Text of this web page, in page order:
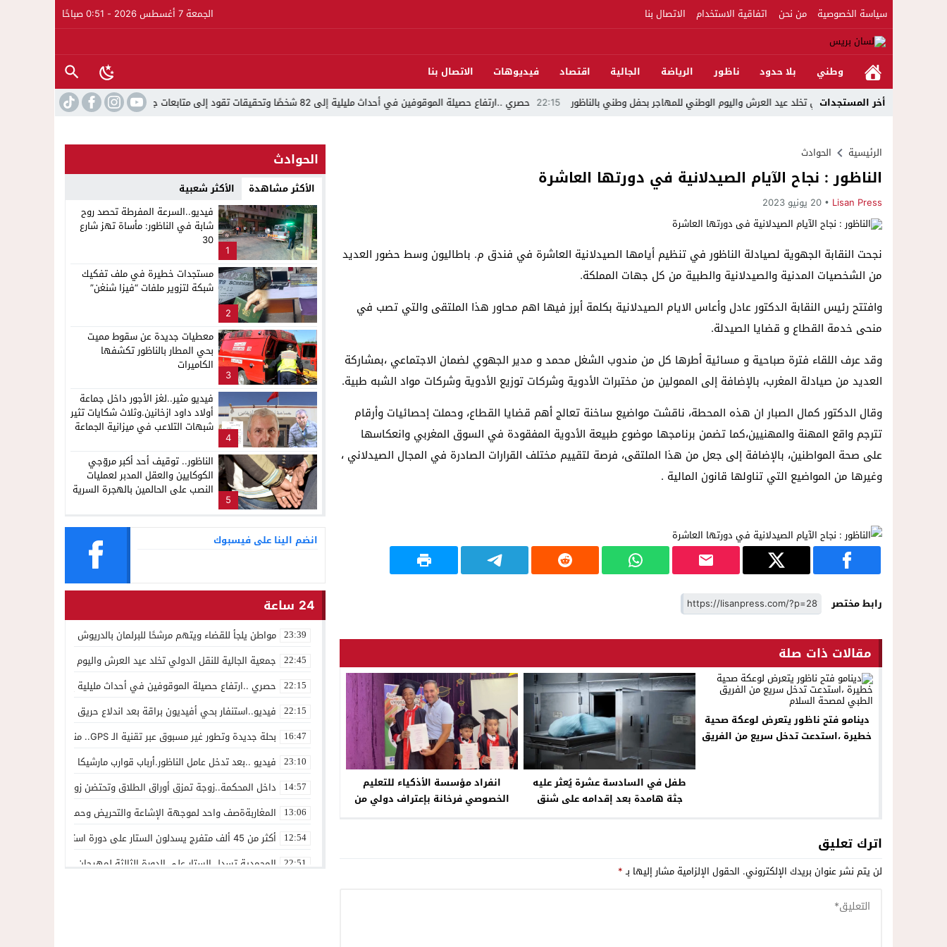
سياسة الخصوصية من نحن اتفاقية الاستخدام الاتصال بنا الجمعة 7 أغسطس 2026 - 0:51 صباحًا
وطني بلا حدود ناظور الرياضة الجالية اقتصاد فيديوهات
الاتصال بنا
أخر المستجدات
الجالية للنقل الدولي تخلد عيد العرش واليوم الوطني للمهاجر بحفل وطني بالناظور 22:15 حصري ..ارتفاع حصيلة الموقوفين في أحداث مليلية إلى 82 شخصًا وتحقيقات تقود إلى متابعات جنائية ثقيلة 22:15 فيديو..استنفار بحي
الرئيسية الحوادث
الناظور : نجاح الآيام الصيدلانية في دورتها العاشرة
Lisan Press 20 يونيو 2023
نجحت النقابة الجهوية لصيادلة الناظور في تنظيم أيامها الصيدلانية العاشرة في فندق م. باطاليون وسط حضور العديد
من الشخصيات المدنية والصيدلانية والطبية من كل جهات المملكة.
وافتتح رئيس النقابة الدكتور عادل وأعاس الايام الصيدلانية بكلمة أبرز فيها اهم محاور هذا الملتقى والتي تصب في
منحى خدمة القطاع و قضايا الصيدلة.
وقد عرف اللقاء فترة صباحية و مسائية أطرها كل من مندوب الشغل محمد و مدير الجهوي لضمان الاجتماعي ،بمشاركة
العديد من صيادلة المغرب، بالإضافة إلى الممولين من مختبرات الأدوية وشركات توزيع الأدوية وشركات مواد الشبه طبية.
وقال الدكتور كمال الصبار ان هذه المحطة، ناقشت مواضيع ساخنة تعالج أهم قضايا القطاع، وحملت إحصائيات وأرقام
تترجم واقع المهنة والمهنيين،كما تضمن برنامجها موضوع طبيعة الأدوية المفقودة في السوق المغربي وانعكاسها
على صحة المواطنين، بالإضافة إلى جعل من هذا الملتقى، فرصة لتقييم مختلف القرارات الصادرة في المجال الصيدلاني ،
وغيرها من المواضيع التي تناولها قانون المالية .
رابط مختصر
مقالات ذات صلة
دينامو فتح ناظور يتعرض لوعكة صحية
خطيرة ،استدعت تدخل سريع من الفريق
طفل في السادسة عشرة يُعثر عليه
جثة هامدة بعد إقدامه على شنق
انفراد مؤسسة الأذكياء للتعليم
الخصوصي فرخانة بإعتراف دولي من
اترك تعليق
لن يتم نشر عنوان بريدك الإلكتروني. الحقول الإلزامية مشار إليها بـ*
الحوادث
الأكثر مشاهدة الأكثر شعبية
1
فيديو..السرعة المفرطة تحصد روح
شابة في الناظور: مأساة تهز شارع
30
2
مستجدات خطيرة في ملف تفكيك
شبكة لتزوير ملفات “فيزا شنغن”
3
معطيات جديدة عن سقوط مميت
بحي المطار بالناظور تكشفها
الكاميرات
4
فيديو مثير..لغز الأجور داخل جماعة
أولاد داود ازخانين.وثلاث شكايات تثير
شبهات التلاعب في ميزانية الجماعة
5
الناظور.. توقيف أحد أكبر مروّجي
الكوكايين والعقل المدبر لعمليات
النصب على الحالمين بالهجرة السرية
انضم الينا على فيسبوك
24 ساعة
23:39 مواطن يلجأ للقضاء ويتهم مرشحًا للبرلمان بالدريوش بالاستيلاء على 22 مليون سنتيم
22:45 جمعية الجالية للنقل الدولي تخلد عيد العرش واليوم الوطني للمهاجر
22:15 حصري ..ارتفاع حصيلة الموقوفين في أحداث مليلية إلى 82 شخصًا وتحقيقات تقود إلى متابعات جنائية ثقيلة
22:15 فيديو..استنفار بحي أفيديون براقة بعد اندلاع حريق داخل ضيعة فلاحية
16:47 بحلة جديدة وتطور غير مسبوق عبر تقنية الـ GPS.. منصة “مرحباناظور” تعزز مكانتها كوجهة أولى لسكان إقليمي الناظور والدريوش
23:10 فيديو ..بعد تدخل عامل الناظور.أرباب قوارب مارشيكا يعلقون احتجاجهم
14:57 داخل المحكمة..زوجة تمزق أوراق الطلاق وتحتضن زوجها في لحظة
13:06 المغاربةةصف واحد لموجهة الإشاعة والتحريض وحملات التضليل
12:54 أكثر من 45 ألف متفرج يسدلون الستار على دورة استثنائية للمهرجان المتوسطي بالناظور
22:51 المحمدية تسدل الستار على الدورة الثالثة لمهرجان العيطة المرساوية